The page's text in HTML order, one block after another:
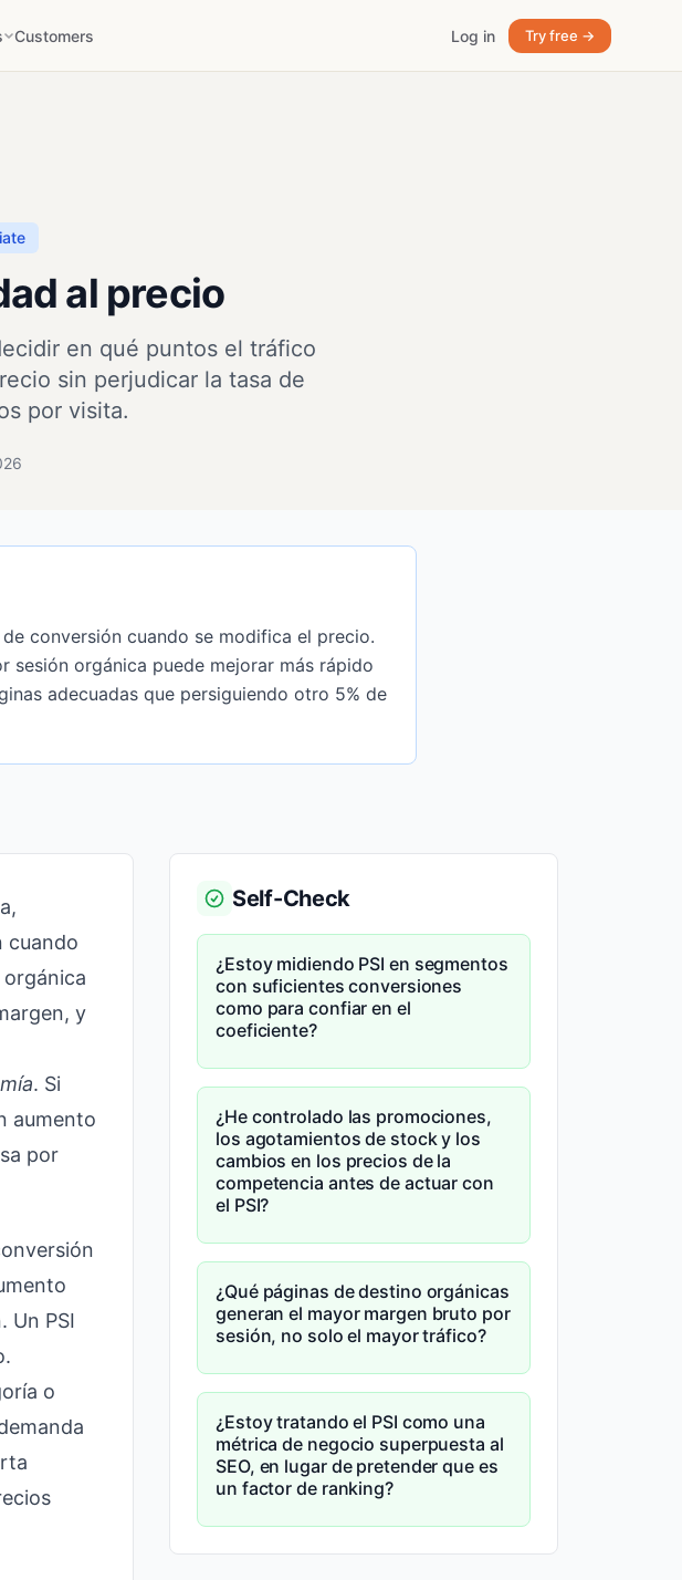
Customers Log in Try free →
al precio
en qué puntos el tráfico
sin perjudicar la tasa de
por visita.
conversión cuando se modifica el precio.
sesión orgánica puede mejorar más rápido
adecuadas que persiguiendo otro 5% de
cuando
y
. Si
aumento
por
Un PSI
o
Self-Check
¿Estoy midiendo PSI en segmentos
con suficientes conversiones
como para confiar en el
coeficiente?
¿He controlado las promociones,
los agotamientos de stock y los
cambios en los precios de la
competencia antes de actuar con
el PSI?
¿Qué páginas de destino orgánicas
generan el mayor margen bruto por
sesión, no solo el mayor tráfico?
¿Estoy tratando el PSI como una
métrica de negocio superpuesta al
SEO, en lugar de pretender que es
un factor de ranking?